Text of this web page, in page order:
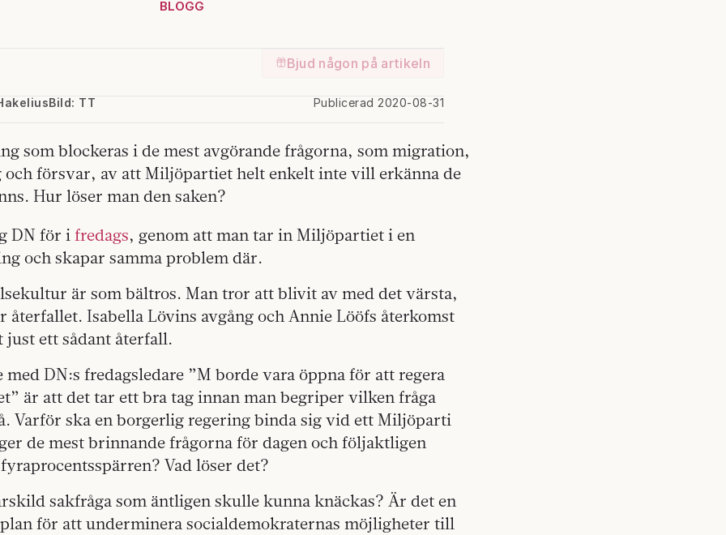
BLOGG
Bjud någon på artikeln
Publicerad 2020-08-31
Bild: TT
som blockeras i de mest avgörande frågorna, som migration,
och försvar, av att Miljöpartiet helt enkelt inte vill erkänna de
Hur löser man den saken?
DN för i fredags, genom att man tar in Miljöpartiet i en
och skapar samma problem där.
är som bältros. Man tror att blivit av med det värsta,
återfallet. Isabella Lövins avgång och Annie Lööfs återkomst
just ett sådant återfall.
DN:s fredagsledare ”M borde vara öppna för att regera
är att det tar ett bra tag innan man begriper vilken fråga
Varför ska en borgerlig regering binda sig vid ett Miljöparti
de mest brinnande frågorna för dagen och följaktligen
Vad löser det?
sakfråga som äntligen skulle kunna knäckas? Är det en
för att underminera socialdemokraternas möjligheter till